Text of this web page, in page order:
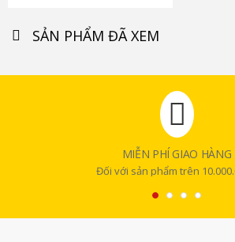
SẢN PHẨM ĐÃ XEM
MIỄN PHÍ GIAO HÀNG
Đối với sản phẩm trên